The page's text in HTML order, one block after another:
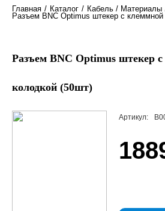
Главная Каталог
Кабель / Материалы
Разъем BNC Optimus штекер с клеммной
Разъем BNC Optimus штекер
колодкой (50шт)
Артикул: